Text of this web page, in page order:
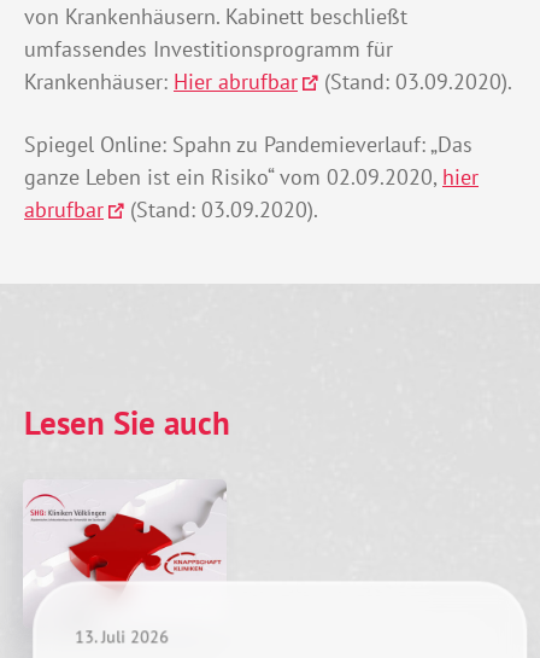
von Krankenhäusern. Kabinett beschließt
umfassendes Investitionsprogramm für
Krankenhäuser: Hier abrufbar (Stand: 03.09.2020).
Spiegel Online: Spahn zu Pandemieverlauf: „Das
ganze Leben ist ein Risiko“ vom 02.09.2020, hier
abrufbar
(Stand: 03.09.2020).
Lesen Sie auch
13. Juli 2026